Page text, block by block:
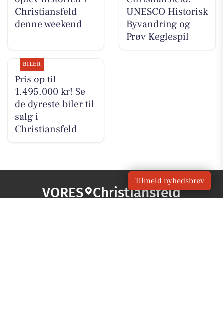
Christiansfeld
denne weekend
UNESCO Historisk
Byvandring og
Prøv Keglespil
BILER
Pris op til
1.495.000 kr! Se
de dyreste biler til
salg i
Christiansfeld
VORES Christiansfeld
Tilmeld nyhedsbrev